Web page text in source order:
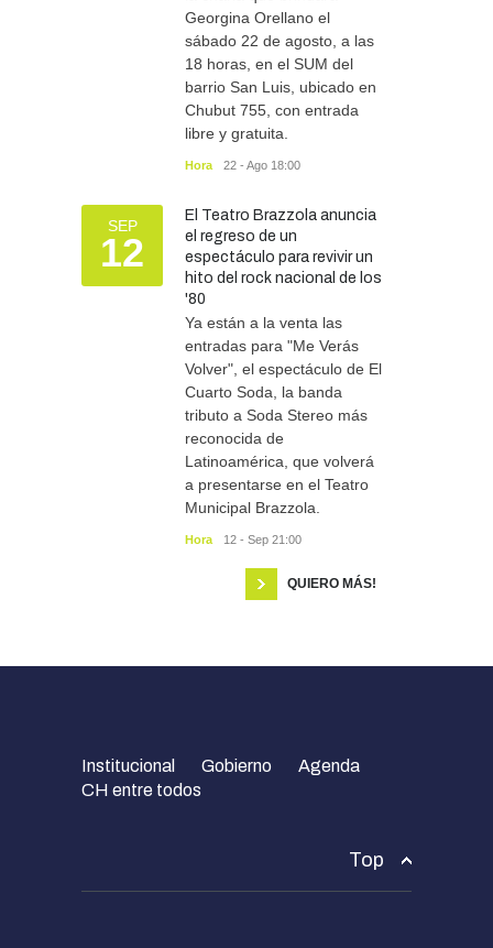
Georgina Orellano el
sábado 22 de agosto, a las
18 horas, en el SUM del
barrio San Luis, ubicado en
Chubut 755, con entrada
libre y gratuita.
Hora 22 - Ago 18:00
SEP
12
El Teatro Brazzola anuncia
el regreso de un
espectáculo para revivir un
hito del rock nacional de los
'80
Ya están a la venta las
entradas para "Me Verás
Volver", el espectáculo de El
Cuarto Soda, la banda
tributo a Soda Stereo más
reconocida de
Latinoamérica, que volverá
a presentarse en el Teatro
Municipal Brazzola.
Hora 12 - Sep 21:00
QUIERO MÁS!
Institucional Gobierno
Agenda
CH entre todos
Top